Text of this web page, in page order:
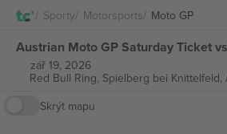
Sporty Motorsports Moto GP
zář 19, 2026
Red Bull Ring, Spielberg bei Knittelfeld,
Skrýt mapu